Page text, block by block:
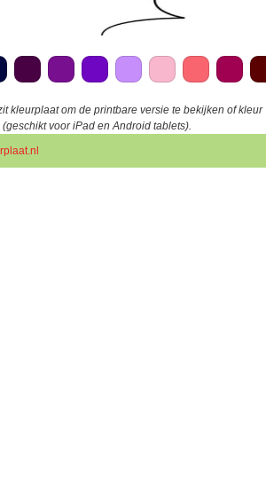
kleurplaat om de printbare versie te bekijken of kleur
voor iPad en Android tablets).